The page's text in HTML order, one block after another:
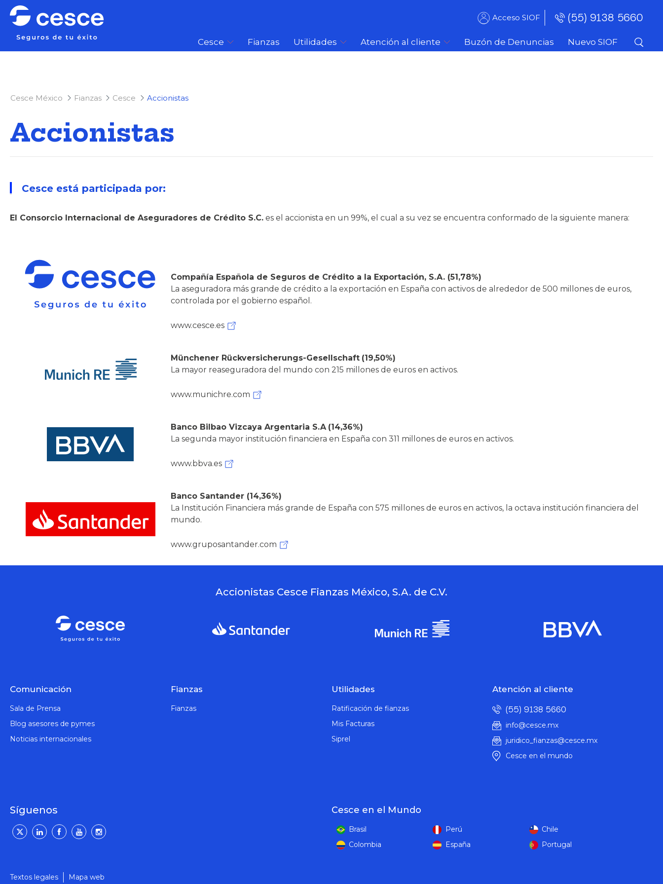
Acceso SIOF (55) 9138 5660
Cesce Fianzas Utilidades Atención al cliente Buzón de Denuncias Nuevo SIOF
Cesce México Fianzas Cesce Accionistas
Accionistas
Cesce está participada por:
El Consorcio Internacional de Aseguradores de Crédito S.C. es el accionista en un 99%, el cual a su vez se encuentra conformado de la siguiente manera:
Compañía Española de Seguros de Crédito a la Exportación, S.A. (51,78%)
La aseguradora más grande de crédito a la exportación en España con activos de alrededor de 500 millones de euros,
controlada por el gobierno español.
www.cesce.es
Münchener Rückversicherungs-Gesellschaft (19,50%)
La mayor reaseguradora del mundo con 215 millones de euros en activos.
www.munichre.com
Banco Bilbao Vizcaya Argentaria S.A (14,36%)
La segunda mayor institución financiera en España con 311 millones de euros en activos.
www.bbva.es
Banco Santander (14,36%)
La Institución Financiera más grande de España con 575 millones de euros en activos, la octava institución financiera del
mundo.
www.gruposantander.com
Accionistas Cesce Fianzas México, S.A. de C.V.
Comunicación
Sala de Prensa
Blog asesores de pymes
Noticias internacionales
Fianzas
Fianzas
Utilidades
Ratificación de fianzas
Mis Facturas
Siprel
Atención al cliente
(55) 9138 5660
info@cesce.mx
juridico_fianzas@cesce.mx
Cesce en el mundo
Síguenos Cesce en el Mundo
Brasil Perú
Chile
Colombia
España Portugal
Textos legales Mapa web